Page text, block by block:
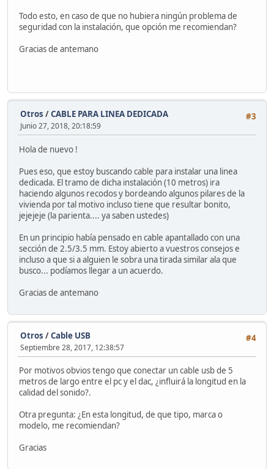
Todo esto, en caso de que no hubiera ningún problema de
seguridad con la instalación, que opción me recomiendan?
Gracias de antemano
#3
Otros /CABLE PARA LINEA DEDICADA
Junio 27, 2018, 20:18:59
Hola de nuevo !
Pues eso, que estoy buscando cable para instalar una linea
dedicada. El tramo de dicha instalación (10 metros) ira
haciendo algunos recodos y bordeando algunos pilares de la
vivienda por tal motivo incluso tiene que resultar bonito,
jejejeje (la parienta.... ya saben ustedes)
En un principio había pensado en cable apantallado con una
sección de 2.5/3.5 mm. Estoy abierto a vuestros consejos e
incluso a que si a alguien le sobra una tirada similar ala que
busco... podíamos llegar a un acuerdo.
Gracias de antemano
#4
Otros /Cable USB
Septiembre 28, 2017, 12:38:57
Por motivos obvios tengo que conectar un cable usb de 5
metros de largo entre el pc y el dac, ¿influirá la longitud en la
calidad del sonido?.
Otra pregunta: ¿En esta longitud, de que tipo, marca o
modelo, me recomiendan?
Gracias